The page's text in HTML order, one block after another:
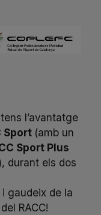
l’avantatge
Sport (amb un
Sport Plus
durant els dos
gaudeix de la
RACC!